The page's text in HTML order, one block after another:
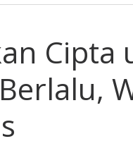
Cipta